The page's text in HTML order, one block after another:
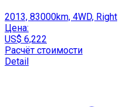
2013, 83000km, 4WD, Right
Цена:
US$ 6,222
Расчёт стоимости
Detail